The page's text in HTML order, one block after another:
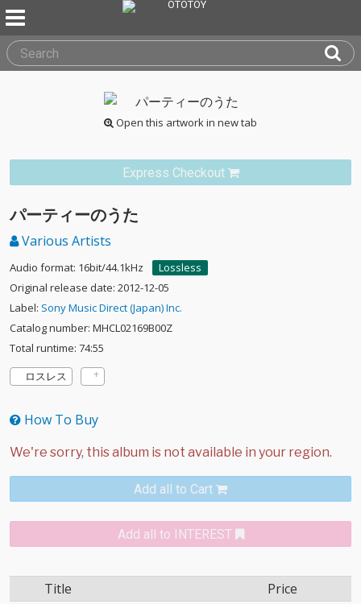
Open this artwork in new tab
Express Checkout
パーティーのうた
Various Artists
Audio format: 16bit/44.1kHz
Lossless
Original release date: 2012-12-05
Label: Sony Music Direct (Japan) Inc.
Catalog number: MHCL02169B00Z
Total runtime: 74:55
ロスレス
How To Buy
Add all to Cart
Add all to INTEREST
Title Price